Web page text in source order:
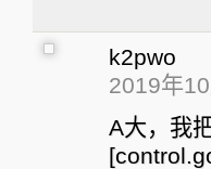
k2pwo
2019年
A大，我